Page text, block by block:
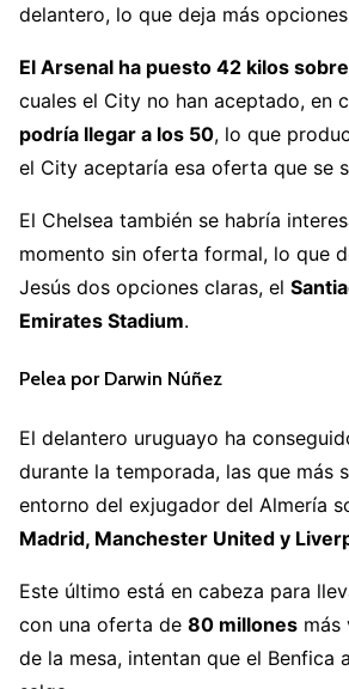
delantero, lo que deja más
El Arsenal ha puesto 42 kilos
cuales el City no han aceptado, en
podría llegar a los 50, lo que
el City aceptaría esa oferta que se
El Chelsea también se habría
momento sin oferta formal, lo que
Jesús dos opciones claras, el
Emirates Stadium.
Pelea por Darwin Núñez
El delantero uruguayo ha
durante la temporada, las que más
entorno del exjugador del Almería
Madrid, Manchester United y
Este último está en cabeza para
con una oferta de 80 millones más
de la mesa, intentan que el Benfica